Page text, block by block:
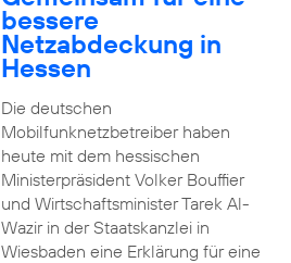
bessere
Netzabdeckung in
Hessen
Die deutschen
Mobilfunknetzbetreiber haben
heute mit dem hessischen
Ministerpräsident Volker Bouffier
und Wirtschaftsminister Tarek Al-
Wazir in der Staatskanzlei in
Wiesbaden eine Erklärung für eine